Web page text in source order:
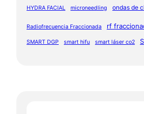
HYDRA FACIAL microneedling ondas de
Radiofrecuencia Fraccionada rf
SMART DGP smart hifu smart láser co2